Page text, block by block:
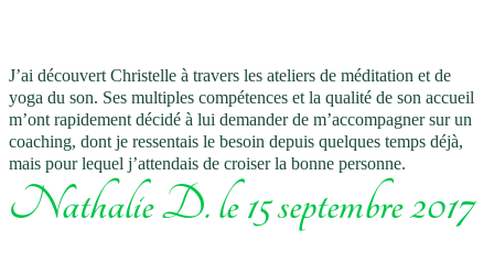
J’ai découvert Christelle à travers les ateliers de méditation et de
yoga du son. Ses multiples compétences et la qualité de son accueil
m’ont rapidement décidé à lui demander de m’accompagner sur un
coaching, dont je ressentais le besoin depuis quelques temps déjà,
mais pour lequel j’attendais de croiser la bonne personne.
Nathalie D. le 15 septembre 2017